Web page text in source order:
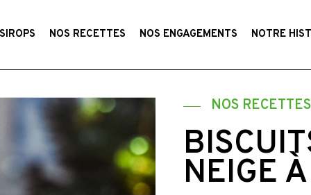
NOS RECETTES NOS ENGAGEMENTS NOTRE
NOS RECETTES
NEIGE